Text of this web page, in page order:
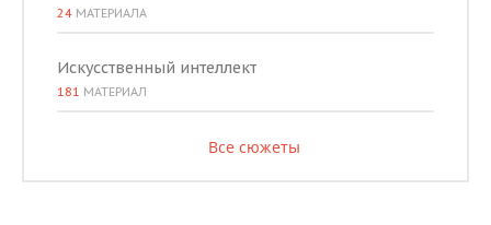
24 МАТЕРИАЛА
Искусственный интеллект
181 МАТЕРИАЛ
Все сюжеты